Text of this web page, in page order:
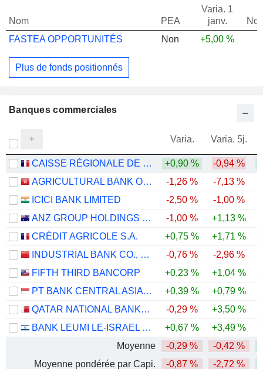
Nom PEA
Varia. 1
janv.
FASTEA OPPORTUNITÉS
Non +5,00 %
Plus de fonds positionnés
Banques commerciales
Varia. Varia. 5j.
CAISSE RÉGIONALE DE CRÉDIT AGRICOLE MUTUEL D'ILLE-ET-VILAINE +0,90 % -0,94 %
AGRICULTURAL BANK OF CHINA LIMITED
-1,26 % -7,13 %
ICICI BANK LIMITED
-2,50 % -1,00 %
ANZ GROUP HOLDINGS LIMITED
-1,00 % +1,13 %
CRÉDIT AGRICOLE S.A.
+0,75 % +1,71 %
INDUSTRIAL BANK CO., LTD.
-0,76 % -2,96 %
FIFTH THIRD BANCORP
+0,23 % +1,04 %
PT BANK CENTRAL ASIA TBK
+0,39 % +0,79 %
QATAR NATIONAL BANK (Q.P.S.C.)
-0,29 % +3,50 %
BANK LEUMI LE-ISRAEL B.M.
+0,67 % +3,49 %
Moyenne
-0,29 % -0,42 %
Moyenne pondérée par Capi.
-0,87 % -2,72 %